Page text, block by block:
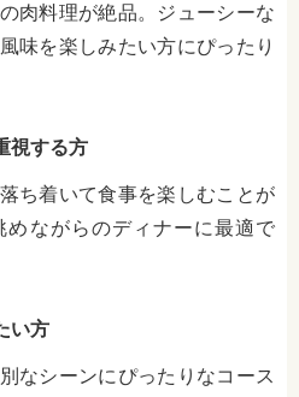
肉料理が絶品。ジューシーな
味を楽しみたい方にぴったり
視する方
ち着いて食事を楽しむことが
めながらのディナーに最適で
い方
なシーンにぴったりなコース